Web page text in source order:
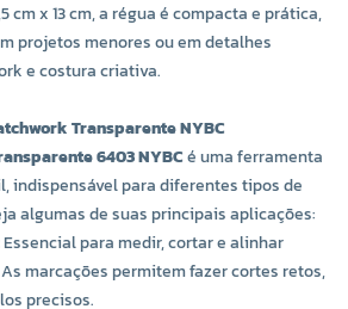
cm x 13 cm, a régua é compacta e prática,
projetos menores ou em detalhes
e costura criativa.
Transparente NYBC
6403 NYBCé uma ferramenta
indispensável para diferentes tipos de
algumas de suas principais aplicações:
Essencial para medir, cortar e alinhar
marcações permitem fazer cortes retos,
precisos.